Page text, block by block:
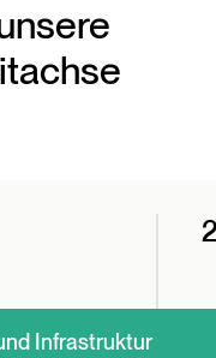
Infrastruktur